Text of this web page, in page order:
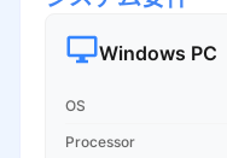
Windows PC
OS
Processor